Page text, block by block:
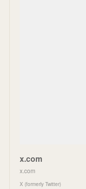
x.com
x.com
X (formerly Twitter)